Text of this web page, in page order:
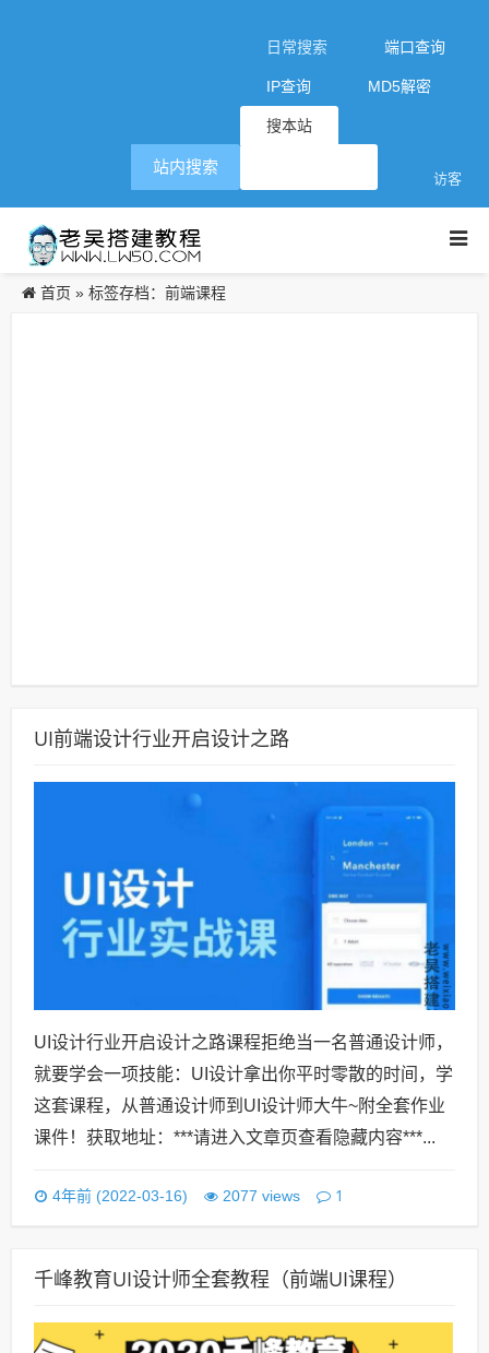
日常搜索 端口查询
IP查询 MD5解密
搜本站
访客
站内搜索
首页 » 标签存档：前端课程
UI前端设计行业开启设计之路
UI设计行业开启设计之路课程拒绝当一名普通设计师，
就要学会一项技能：UI设计拿出你平时零散的时间，学
这套课程，从普通设计师到UI设计师大牛~附全套作业
课件！获取地址：***请进入文章页查看隐藏内容***...
4年前 (2022-03-16) 2077 views 1
千峰教育UI设计师全套教程（前端UI课程）